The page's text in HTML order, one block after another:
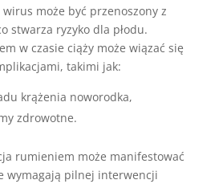
może być przenoszony z
stwarza ryzyko dla płodu.
w czasie ciąży może wiązać się
takimi jak:
krążenia noworodka,
zdrowotne.
rumieniem może manifestować
wymagają pilnej interwencji